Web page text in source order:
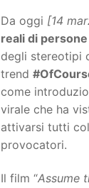
Da oggi [14
reali di
degli stereotipi
trend
come
virale che ha
attivarsi tutti
provocatori.
Il film “Assume